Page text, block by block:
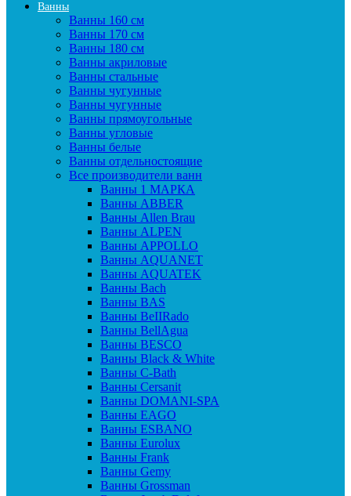
Ванны
Ванны 160 см
Ванны 170 см
Ванны 180 см
Ванны акриловые
Ванны стальные
Ванны чугунные
Ванны чугунные
Ванны прямоугольные
Ванны угловые
Ванны белые
Ванны отдельностоящие
Все производители ванн
Ванны 1 МАРКА
Ванны ABBER
Ванны Allen Brau
Ванны ALPEN
Ванны APPOLLO
Ванны AQUANET
Ванны AQUATEK
Ванны Bach
Ванны BAS
Ванны BeIIRado
Ванны BellAgua
Ванны BESCO
Ванны Black & White
Ванны C-Bath
Ванны Cersanit
Ванны DOMANI-SPA
Ванны EAGO
Ванны ESBANO
Ванны Eurolux
Ванны Frank
Ванны Gemy
Ванны Grossman